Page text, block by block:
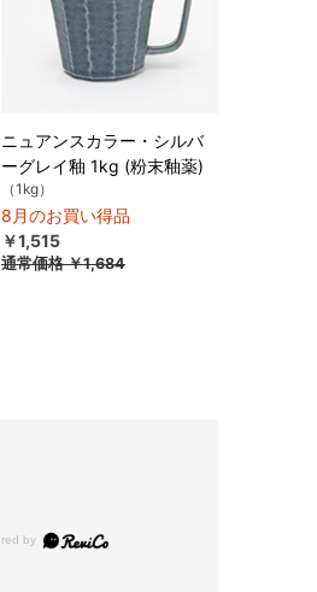
ニュアンスカラー・シルバ
ーグレイ釉 1kg (粉末釉薬)
（1kg）
8月のお買い得品
￥1,515
通常価格￥1,684